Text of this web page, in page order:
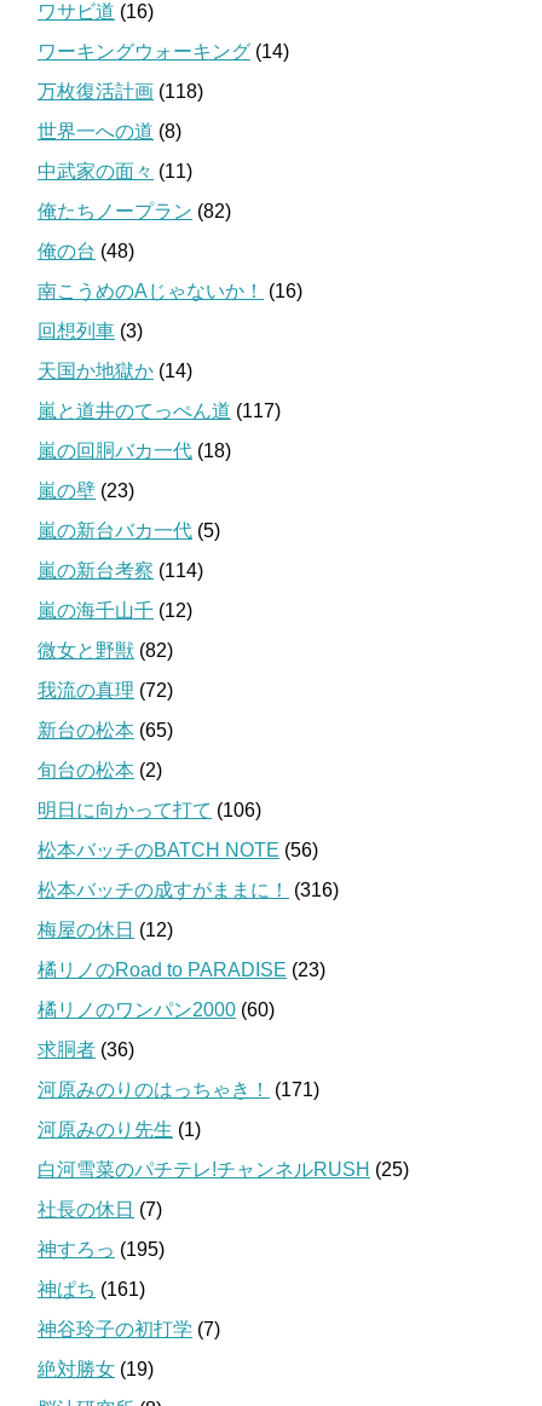
ワサビ道 (16)
ワーキングウォーキング (14)
万枚復活計画 (118)
世界一への道 (8)
中武家の面々 (11)
俺たちノープラン (82)
俺の台 (48)
南こうめのAじゃないか！
(16)
回想列車 (3)
天国か地獄か (14)
嵐と道井のてっぺん道 (117)
嵐の回胴バカ一代 (18)
嵐の壁 (23)
嵐の新台バカ一代 (5)
嵐の新台考察 (114)
嵐の海千山千 (12)
微女と野獣 (82)
我流の真理 (72)
新台の松本 (65)
旬台の松本 (2)
明日に向かって打て (106)
松本バッチのBATCH NOTE (56)
松本バッチの成すがままに！
(316)
梅屋の休日 (12)
橘リノのRoad to PARADISE (23)
橘リノのワンパン2000 (60)
求胴者 (36)
河原みのりのはっちゃき！
(171)
河原みのり先生 (1)
白河雪菜のパチテレ!チャンネルRUSH (25)
社長の休日 (7)
神すろっ (195)
神ぱち (161)
神谷玲子の初打学 (7)
絶対勝女 (19)